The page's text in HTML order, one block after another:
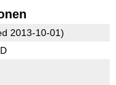
2013-10-01)